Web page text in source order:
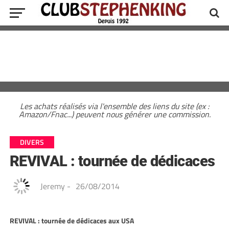
Les achats réalisés via l'ensemble des liens du site (ex :
Amazon/Fnac...) peuvent nous générer une commission.
DIVERS
REVIVAL : tournée de dédicaces
Jeremy - 26/08/2014
REVIVAL : tournée de dédicaces aux USA